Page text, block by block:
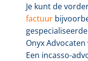
Je kunt de
factuur
Onyx
Een incasso-